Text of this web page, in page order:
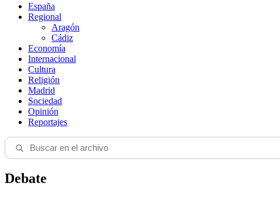
España
Regional
Aragón
Cádiz
Economía
Internacional
Cultura
Religión
Madrid
Sociedad
Opinión
Reportajes
Debate